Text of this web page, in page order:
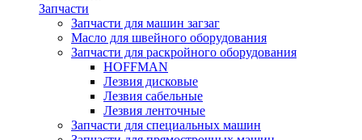
Запчасти
Запчасти для машин загзаг
Масло для швейного оборудования
Запчасти для раскройного оборудования
HOFFMAN
Лезвия дисковые
Лезвия сабельные
Лезвия ленточные
Запчасти для специальных машин